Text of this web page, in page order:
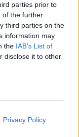
parties prior to
of the further
third parties on the
information may
the IAB’s List of
disclose it to other
Privacy Policy
53 de grade.